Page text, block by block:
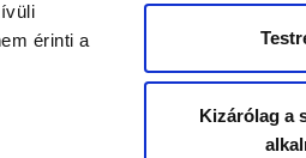
érinti a
Kizárólag a